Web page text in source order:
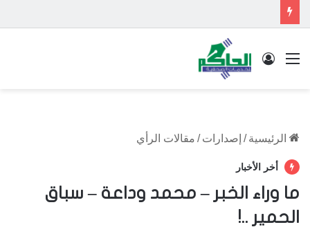
القائمة تسجيل الدخول
الرئيسية / إصدارات / مقالات الرأي
أخر الأخبار
ما وراء الخبر – محمد وداعة – سباق
الحمير ..!